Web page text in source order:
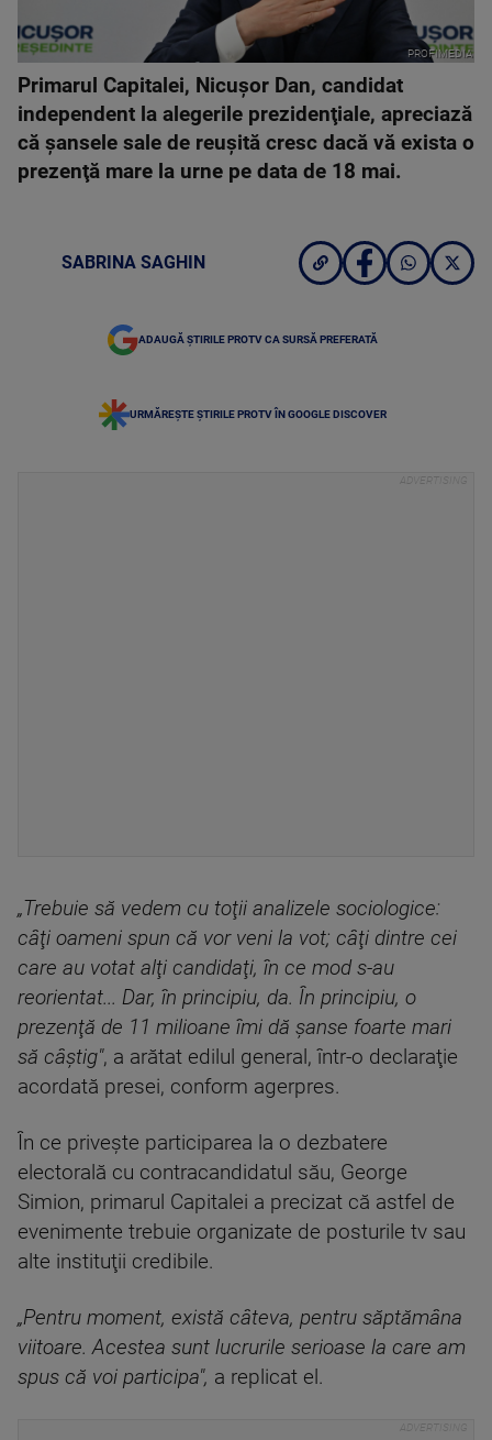
PROFIMEDIA
Primarul Capitalei, Nicuşor Dan, candidat
independent la alegerile prezidenţiale, apreciază
că şansele sale de reuşită cresc dacă vă exista o
prezenţă mare la urne pe data de 18 mai.
SABRINA SAGHIN
ADAUGĂ ȘTIRILE PROTV CA SURSĂ PREFERATĂ
URMĂREȘTE ȘTIRILE PROTV ÎN GOOGLE DISCOVER
„Trebuie să vedem cu toţii analizele sociologice:
câţi oameni spun că vor veni la vot; câţi dintre cei
care au votat alţi candidaţi, în ce mod s-au
reorientat... Dar, în principiu, da. În principiu, o
prezenţă de 11 milioane îmi dă şanse foarte mari
să câştig", a arătat edilul general, într-o declaraţie
acordată presei, conform agerpres.
În ce priveşte participarea la o dezbatere
electorală cu contracandidatul său, George
Simion, primarul Capitalei a precizat că astfel de
evenimente trebuie organizate de posturile tv sau
alte instituţii credibile.
„Pentru moment, există câteva, pentru săptămâna
viitoare. Acestea sunt lucrurile serioase la care am
spus că voi participa", a replicat el.